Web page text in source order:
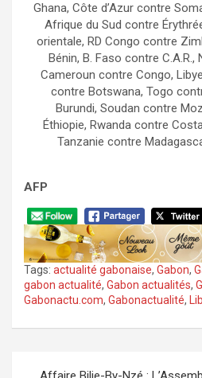
Ghana, Côte d’Azur contre
Afrique du Sud contre
orientale, RD Congo contre
Bénin, B. Faso contre
Cameroun contre Congo,
contre Botswana, Togo
Burundi, Soudan contre
Éthiopie, Rwanda contre
Tanzanie contre
AFP
Tags: actualité gabonaise, Gabon,
gabon actualité, Gabon actualités,
Gabonactu.com, Gabonactualité,